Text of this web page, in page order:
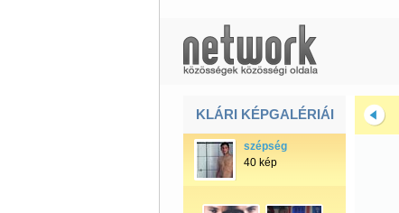
KLÁRI KÉPGALÉRIÁI
szépség
40 kép